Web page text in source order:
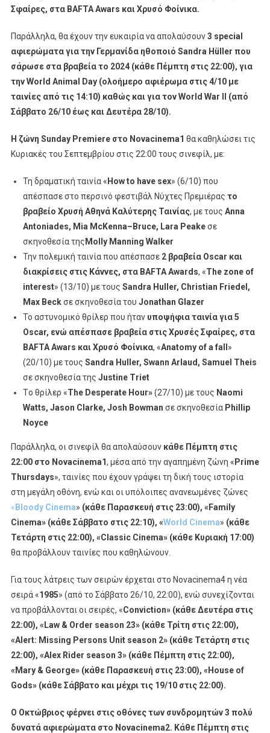
Σφαίρες, στα BAFTAAwars και Χρυσό Φοίνικα.
Παράλληλα, θα έχουν την ευκαιρία να απολαύσουν3 special
αφιερώματα για την Γερμανίδα ηθοποιό Sandra Hüller που
σάρωσε στα βραβεία το 2024 (κάθε Πέμπτη στις 22:00), για
τηνWorld Animal
Day (ολοήμερο αφιέρωμα στις 4/10 με
ταινίες από τις 14:10) καθώς και για τονWorld War
II (από
Σάββατο 26/10 έως και Δευτέρα 28/10).
Η ζώνη Sunday Premiereστο Novacinema1 θα καθηλώσει τις
Κυριακές του Σεπτεμβρίου στις 22:00 τους σινεφίλ, με:
Τη δραματική ταινία « Howto have sex» (6/10) που
απέσπασε στο περσινό φεστιβάλ Νύχτες Πρεμιέρας το
βραβείο Χρυσή Αθηνά Καλύτερης Ταινίας, με τους Anna
Antoniades, Mia McKenna– Bruce, Lara Peakeσε
σκηνοθεσία της Molly Manning Walker
Την πολεμική ταινία που απέσπασε 2 βραβεία Oscar και
διακρίσεις στις Κάννες, στα BAFTAAwards, «The zone of
interest» (13/10) με τους Sandra Huller, Christian Friedel ,
Max Beckσε σκηνοθεσία του Jonathan Glazer
Το αστυνομικό θρίλερ που ήταν υποψήφια ταινία για 5
Oscar, ενώ απέσπασε βραβεία στις Χρυσές Σφαίρες, στα
BAFTA Awars και Χρυσό Φοίνικα, «Anatomy ofa fall »
(20/10) με τους Sandra Huller, Swann Arlaud , Samuel Theis
σε σκηνοθεσία της Justine Triet
Τo θρίλερ «The Desperate Hour»(27/10) με τους Naomi
Watts, Jason Clarke, Josh Bowman σε σκηνοθεσία Phillip
Noyce
Παράλληλα, οι σινεφίλ θα απολαύσουν κάθε Πέμπτη στις
22:00 στο Novacinema1, μέσα από την αγαπημένη ζώνη « Prime
Thursdays», ταινίες που έχουν γράψει τη δική τους ιστορία
στη μεγάλη οθόνη, ενώ και οι υπόλοιπες ανανεωμένες ζώνες
« Bloody Cinema» (κάθε Παρασκευή στις 23:00), «Family
Cinema»(κάθε Σάββατο στις 22:10), «World Cinema» (κάθε
Τετάρτη στις 22:00), «Classic Cinema» (κάθε Κυριακή 17:00)
θα προβάλλουν ταινίες που καθηλώνουν.
Για τους λάτρεις των σειρών έρχεται στο Novacinema4 η νέα
σειρά «1985» (από το Σάββατο 26/10, 22:00), ενώ συνεχίζονται
να προβάλλονται οι σειρές, «Conviction» (κάθε Δευτέρα στις
22:00), «Law& Order season 23» (κάθε Τρίτη στις 22:00),
«Alert: Missing Persons Unit season 2» (κάθε Τετάρτη στις
22:00), «Alex Rider season 3» (κάθε Πέμπτη στις 22:00),
«Mary& George» (κάθε Παρασκευή στις 23:00), «House of
Gods» (κάθε Σάββατο και μέχρι τις 19/10 στις 22:00).
Ο Οκτώβριος φέρνει στις οθόνες των συνδρομητών 3 πολύ
δυνατά αφιερώματα στο Novacinema2. Κάθε Πέμπτη στις